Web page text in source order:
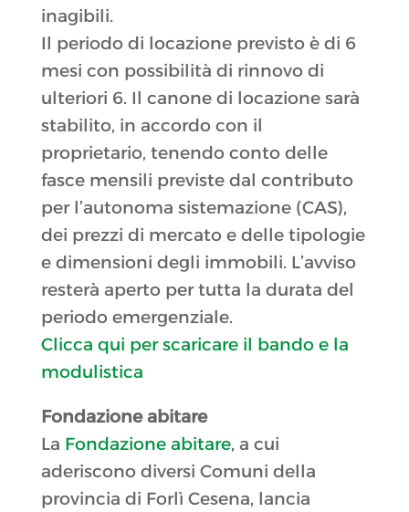
inagibili.
Il periodo di locazione previsto è di 6
mesi con possibilità di rinnovo di
ulteriori 6. Il canone di locazione sarà
stabilito, in accordo con il
proprietario, tenendo conto delle
fasce mensili previste dal contributo
per l’autonoma sistemazione (CAS),
dei prezzi di mercato e delle tipologie
e dimensioni degli immobili. L’avviso
resterà aperto per tutta la durata del
periodo emergenziale.
Clicca qui per scaricare il bando e la
modulistica
Fondazione abitare
La Fondazione abitare, a cui
aderiscono diversi Comuni della
provincia di Forlì Cesena, lancia